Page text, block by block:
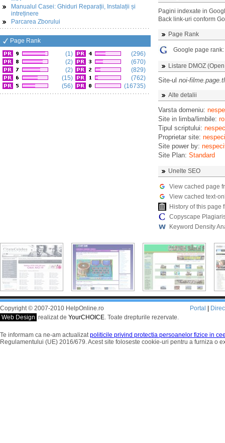
Manualul Casei: Ghiduri Reparații, Instalații și
intreținere
Parcarea Zborului
Page Rank
(1)
(2)
(2)
(15)
(56)
(296)
(670)
(829)
(762)
(16735)
Pagini indexate in
Back link-uri conform
Page Rank
Google page rank:
Listare DMOZ
Site-ul noi-filme.page.tl
Alte detalii
Varsta domeniu:
Site in limba/limbile: ro
Tipul scriptului:
Proprietar site:
Site power by:
Site Plan: Standard
Unelte SEO
View cached page
View cached text-
History of this page
Copyscape
Keyword Density
Copyright © 2007-2010 HelpOnline.ro
Web Design realizat de YourCHOICE. Toate drepturile rezervate.
Portal
Te informam ca ne-am actualizatpoliticile privind protectia persoanelor fizice in
Regulamentului (UE) 2016/679. Acest site foloseste cookie-uri pentru a furniza o